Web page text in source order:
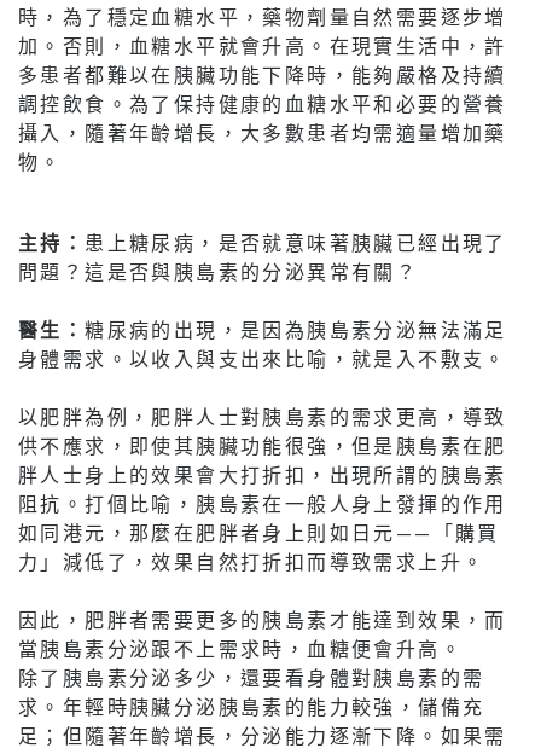
時，為了穩定血糖水平，藥物劑量自然需要逐步增
加。否則，血糖水平就會升高。在現實生活中，許
多患者都難以在胰臟功能下降時，能夠嚴格及持續
調控飲食。為了保持健康的血糖水平和必要的營養
攝入，隨著年齡增長，大多數患者均需適量增加藥
物。
主持： 患上糖尿病，是否就意味著胰臟已經出現了
問題？這是否與胰島素的分泌異常有關？
醫生：糖尿病的出現，是因為胰島素分泌無法滿足
身體需求。以收入與支出來比喻，就是入不敷支。
以肥胖為例，肥胖人士對胰島素的需求更高，導致
供不應求，即使其胰臟功能很強，但是胰島素在肥
胖人士身上的效果會大打折扣，出現所謂的胰島素
阻抗。打個比喻，胰島素在一般人身上發揮的作用
如同港元，那麼在肥胖者身上則如日元——「購買
力」減低了，效果自然打折扣而導致需求上升。
因此，肥胖者需要更多的胰島素才能達到效果，而
當胰島素分泌跟不上需求時，血糖便會升高。
除了胰島素分泌多少，還要看身體對胰島素的需
求。年輕時胰臟分泌胰島素的能力較強，儲備充
足；但隨著年齡增長，分泌能力逐漸下降。如果需